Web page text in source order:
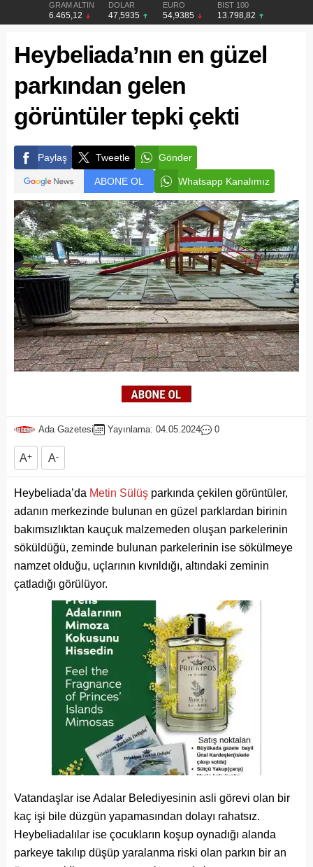
GRAM ALTIN
6.465,12
DOLAR
47,5935
EURO
54,9385
BIST 100
13.798,82
Heybeliada’nın en güzel
parkından gelen
görüntüler tepki çekti
Paylaş Tweetle Gönder
ABONE OL Whatsapp Kanalımız
Ada Gazetesi Yayınlama: 04.05.2024 0
A+ A-
Heybeliada’da Metin Sülüş parkında çekilen görüntüler,
adanın merkezinde bulunan en güzel parklardan birinin
bakımsızlıktan kauçuk malzemeden oluşan parkelerinin
söküldüğü, zeminde bulunan parkelerinin ise sökülmeye
namzet olduğu, uçlarının kıvrıldığı, altındaki zeminin
çatladığı görülüyor.
Vatandaşlar ise Adalar Belediyesinin asli görevi olan bir
kaç işi bile düzgün yapamasından dolayı rahatsız.
Heybeliadalılar ise çocukların koşup oynadığı alanda
parkeye takılıp düşüp yaralanma riski olan parkın bir an